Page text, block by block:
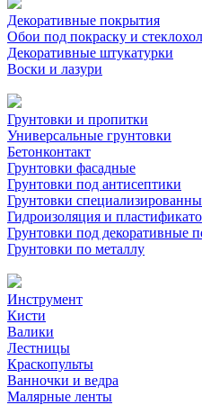
Декоративные покрытия
Обои под покраску и
Декоративные штукатурки
Воски и лазури
Грунтовки и пропитки
Универсальные грунтовки
Бетонконтакт
Грунтовки фасадные
Грунтовки под антисептики
Грунтовки
Гидроизоляция и
Грунтовки под декоративные
Грунтовки по металлу
Инструмент
Кисти
Валики
Лестницы
Краскопульты
Ванночки и ведра
Малярные ленты